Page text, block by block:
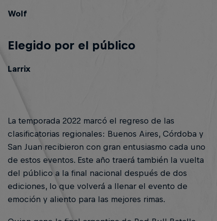
Wolf
Elegido por el público
Larrix
La temporada 2022 marcó el regreso de las
clasificatorias regionales: Buenos Aires, Córdoba y
San Juan recibieron con gran entusiasmo cada uno
de estos eventos. Este año traerá también la vuelta
del público a la final nacional después de dos
ediciones, lo que volverá a llenar el evento de
emoción y aliento para las mejores rimas.